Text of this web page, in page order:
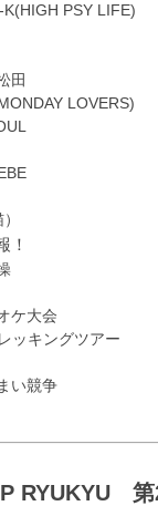
K(HIGH PSY LIFE)
田
LOVERS)
！
ケ大会
ッキングツアー
い競争
RYUKYU 第